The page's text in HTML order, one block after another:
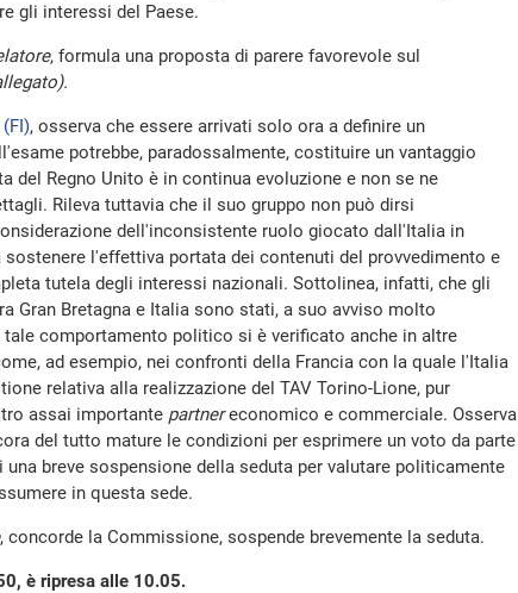
gli interessi del Paese.
, formula una proposta di parere favorevole sul
(FI), osserva che essere arrivati solo ora a definire un
potrebbe, paradossalmente, costituire un vantaggio
del Regno Unito è in continua evoluzione e non se ne
Rileva tuttavia che il suo gruppo non può dirsi
dell'inconsistente ruolo giocato dall'Italia in
sostenere l'effettiva portata dei contenuti del provvedimento e
tutela degli interessi nazionali. Sottolinea, infatti, che gli
Gran Bretagna e Italia sono stati, a suo avviso molto
comportamento politico si è verificato anche in altre
ad esempio, nei confronti della Francia con la quale l'Italia
relativa alla realizzazione del TAV Torino-Lione, pur
assai importante partnereconomico e commerciale. Osserva
del tutto mature le condizioni per esprimere un voto da parte
breve sospensione della seduta per valutare politicamente
in questa sede.
, concorde la Commissione, sospende brevemente la seduta.
è ripresa alle 10.05.